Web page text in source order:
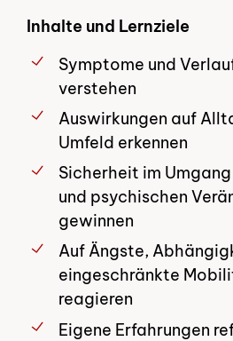
Inhalte und Lernziele
Symptome und
verstehen
Auswirkungen auf
Umfeld erkennen
Sicherheit im
und psychischen
gewinnen
Auf Ängste,
eingeschränkte
reagieren
Eigene Erfahrungen